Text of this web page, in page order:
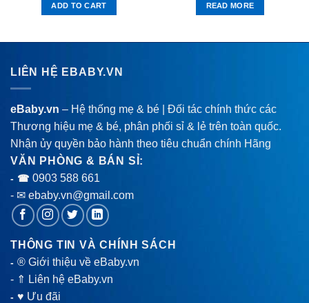
ADD TO CART READ MORE
LIÊN HỆ EBABY.VN
eBaby.vn – Hệ thống mẹ & bé | Đối tác chính thức các
Thương hiệu mẹ & bé, phân phối sỉ & lẻ trên toàn quốc.
Nhận ủy quyền bảo hành theo tiêu chuẩn chính Hãng
VĂN PHÒNG & BÁN SỈ:
- ☎ 0903 588 661
- ✉ ebaby.vn@gmail.com
THÔNG TIN VÀ CHÍNH SÁCH
-® Giới thiệu về eBaby.vn
- ⇑ Liên hệ eBaby.vn
-♥ Ưu đãi